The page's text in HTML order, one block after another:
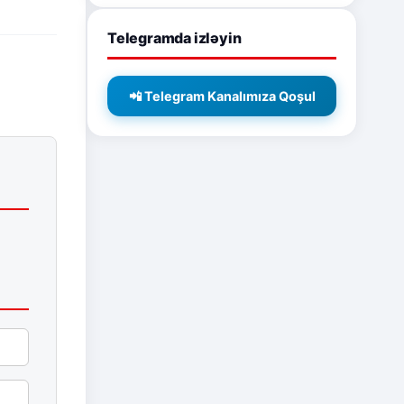
Telegramda izləyin
📲 Telegram Kanalımıza Qoşul